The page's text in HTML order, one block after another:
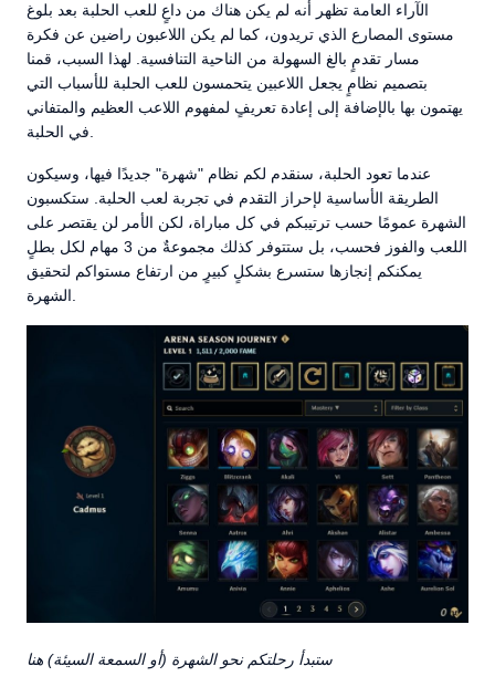
الآراء العامة تظهر أنه لم يكن هناك من داعٍ للعب الحلبة بعد بلوغ
مستوى المصارع الذي تريدون، كما لم يكن اللاعبون راضين عن فكرة
مسار تقدمٍ بالغ السهولة من الناحية التنافسية. لهذا السبب، قمنا
بتصميم نظامٍ يجعل اللاعبين يتحمسون للعب الحلبة للأسباب التي
يهتمون بها بالإضافة إلى إعادة تعريفٍ لمفهوم اللاعب العظيم والمتفاني
عندما تعود الحلبة، سنقدم لكم نظام "شهرة" جديدًا فيها، وسيكون
الطريقة الأساسية لإحراز التقدم في تجربة لعب الحلبة. ستكسبون
الشهرة عمومًا حسب ترتيبكم في كل مباراة، لكن الأمر لن يقتصر على
اللعب والفوز فحسب، بل ستتوفر كذلك مجموعةٌ من 3 مهام لكل بطلٍ
يمكنكم إنجازها ستسرع بشكلٍ كبيرٍ من ارتفاع مستواكم لتحقيق
ستبدأ رحلتكم نحو الشهرة (أو السمعة السيئة) هنا